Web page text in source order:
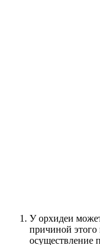
У орхидеи
причиной этого
осуществление